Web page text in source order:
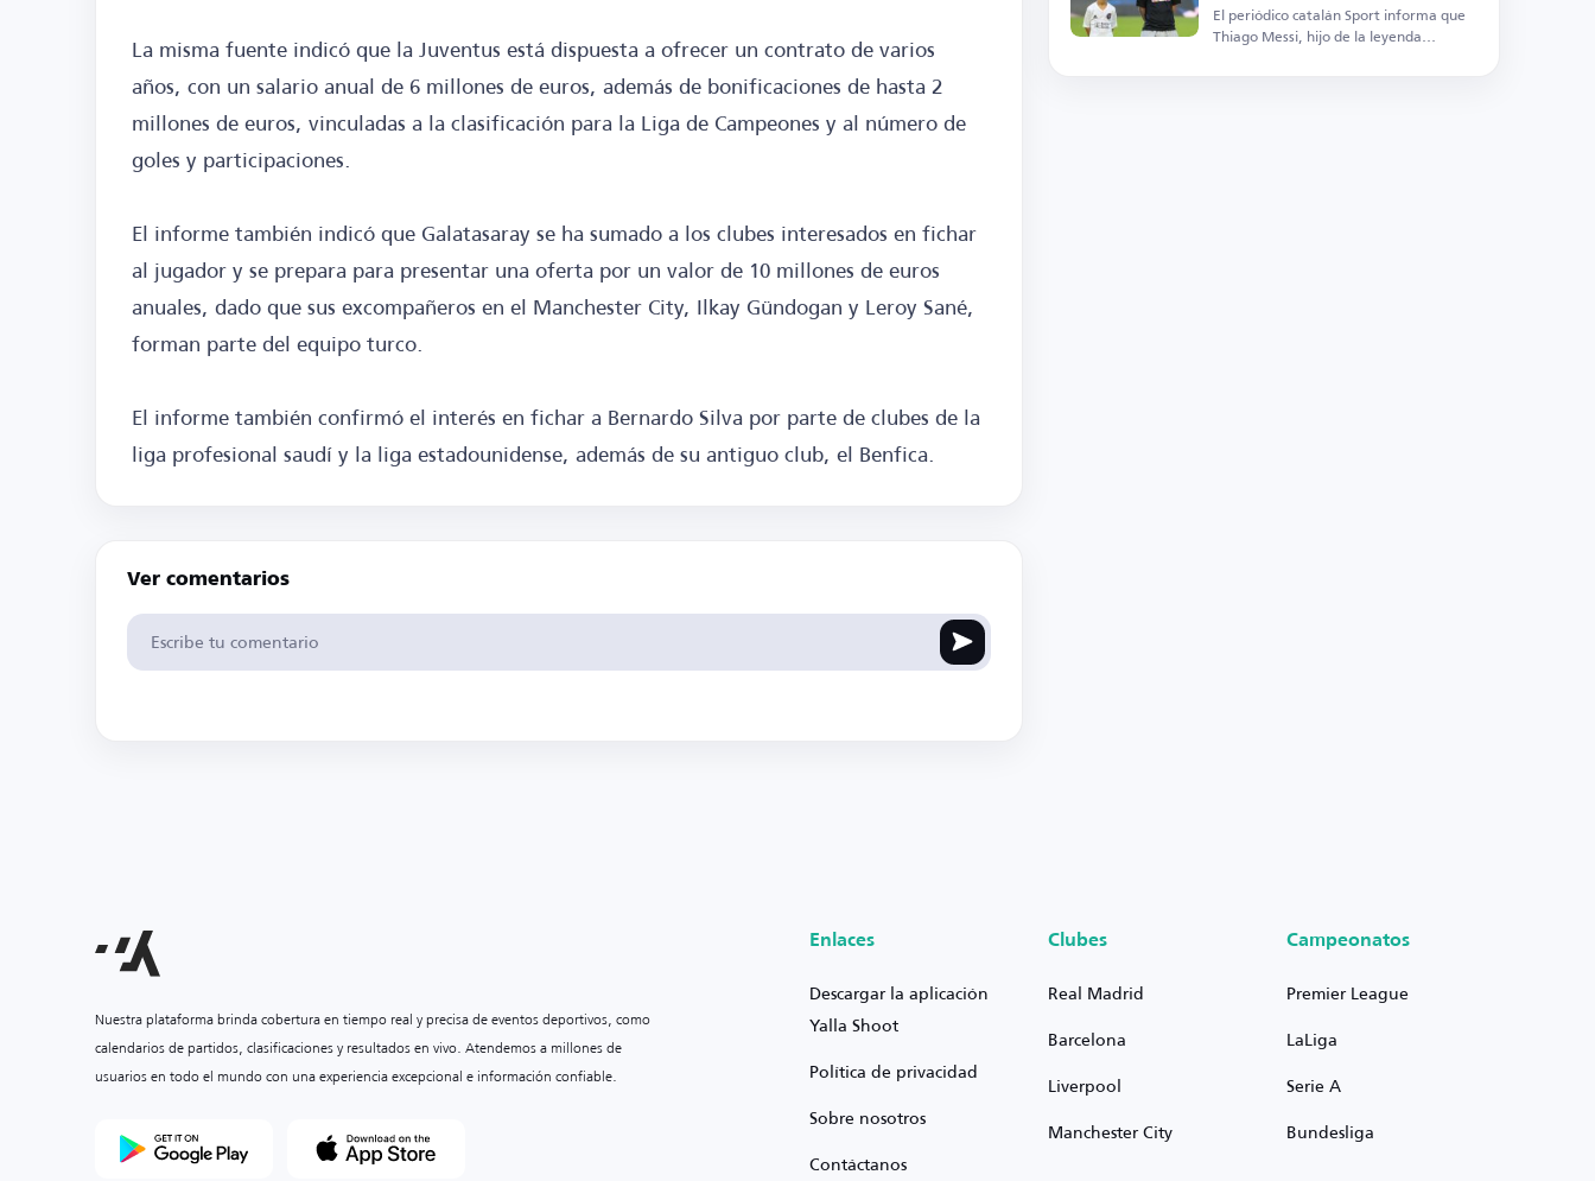
La misma fuente indicó que la Juventus está dispuesta a ofrecer un contrato de varios
años, con un salario anual de 6 millones de euros, además de bonificaciones de hasta 2
millones de euros, vinculadas a la clasificación para la Liga de Campeones y al número de
goles y participaciones.
El informe también indicó que Galatasaray se ha sumado a los clubes interesados en fichar
al jugador y se prepara para presentar una oferta por un valor de 10 millones de euros
anuales, dado que sus excompañeros en el Manchester City, Ilkay Gündogan y Leroy Sané,
forman parte del equipo turco.
El informe también confirmó el interés en fichar a Bernardo Silva por parte de clubes de la
liga profesional saudí y la liga estadounidense, además de su antiguo club, el Benfica.
Ver comentarios
El periódico catalán Sport informa que
Thiago Messi, hijo de la leyenda
Nuestra plataforma brinda cobertura en tiempo real y precisa de eventos deportivos, como
calendarios de partidos, clasificaciones y resultados en vivo. Atendemos a millones de
usuarios en todo el mundo con una experiencia excepcional e información confiable.
Enlaces
Descargar la aplicación
Yalla Shoot
Política de privacidad
Sobre nosotros
Contáctanos
Clubes
Real Madrid
Barcelona
Liverpool
Manchester City
Campeonatos
Premier League
LaLiga
Serie A
Bundesliga